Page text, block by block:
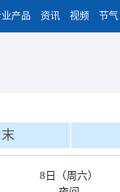
产品 资讯 视频 节气
8日（周六）